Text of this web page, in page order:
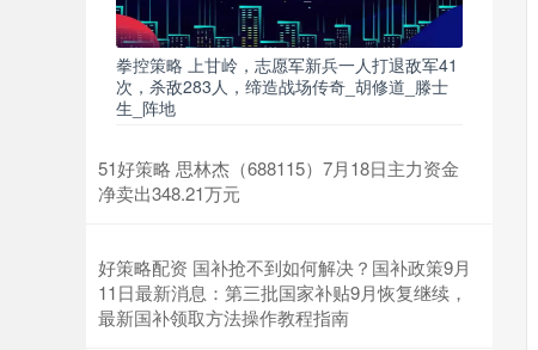
拳控策略 上甘岭，志愿军新兵一人打退敌军41
次，杀敌283人，缔造战场传奇_胡修道_滕士
生_阵地
51好策略 思林杰（688115）7月18日主力资金
净卖出348.21万元
好策略配资 国补抢不到如何解决？国补政策9月
11日最新消息：第三批国家补贴9月恢复继续，
最新国补领取方法操作教程指南